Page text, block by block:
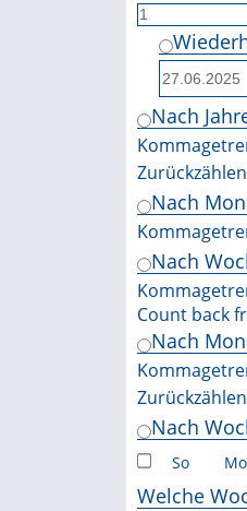
Nach
Nach
Nach
Count back
Nach
Nach
So Mo
Welche